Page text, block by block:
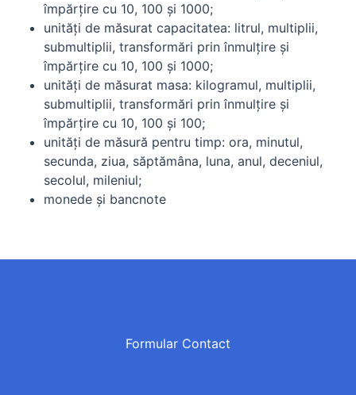
împărţire cu 10, 100 şi 1000;
unităţi de măsurat capacitatea: litrul, multiplii,
submultiplii, transformări prin înmulţire şi
împărţire cu 10, 100 şi 1000;
unităţi de măsurat masa: kilogramul, multiplii,
submultiplii, transformări prin înmulţire şi
împărţire cu 10, 100 şi 100;
unităţi de măsură pentru timp: ora, minutul,
secunda, ziua, săptămâna, luna, anul, deceniul,
secolul, mileniul;
monede şi bancnote
Formular Contact